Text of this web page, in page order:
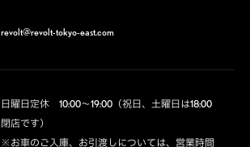
revolt@revolt-tokyo-east.com
日曜日定休　10:00～19:00（祝日、土曜日は18:00
閉店です）
※お車のご入庫、お引渡しについては、営業時間